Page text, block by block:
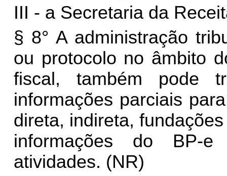
III - a Secretaria da
§ 8° A administração
ou protocolo no âmbito
fiscal, também pode
informações parciais
direta, indireta,
informações do BP-
atividades. (NR)